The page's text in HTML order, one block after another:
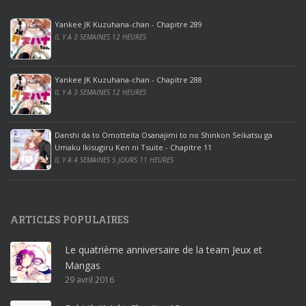
p
r
o
o
ff
i
c
e
2
0
1
r
o
ff
i
c
Yankee JK Kuzuhana-chan - Chapitre 289
IL Y A 3 SEMAINES 12 HEURES
Yankee JK Kuzuhana-chan - Chapitre 288
IL Y A 3 SEMAINES 12 HEURES
Danshi da to Omotteita Osanajimi to no Shinkon Seikatsu ga
Umaku Ikisugiru Ken ni Tsuite - Chapitre 11
IL Y A 4 SEMAINES 5 JOURS 11 HEURES
ARTICLES POPULAIRES
Le quatrième anniversaire de la team Jeux et
Mangas
29 avril 2016